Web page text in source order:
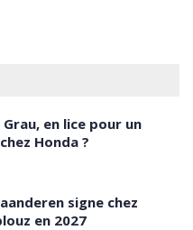
en lice pour un
Honda ?
signe chez
en 2027